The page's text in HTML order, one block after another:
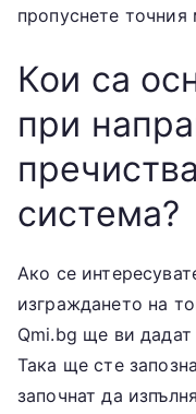
пропуснете точния
Кои са
при
система?
Ако се
изграждането на
Qmi.bg ще ви
Така ще сте
започнат да